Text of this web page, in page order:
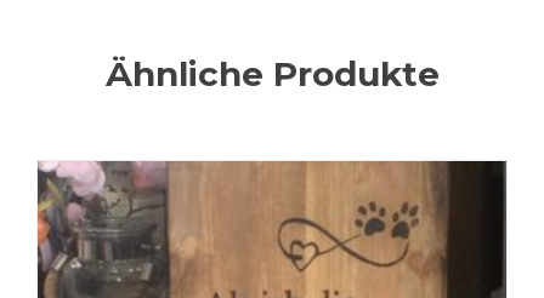
Ähnliche Produkte